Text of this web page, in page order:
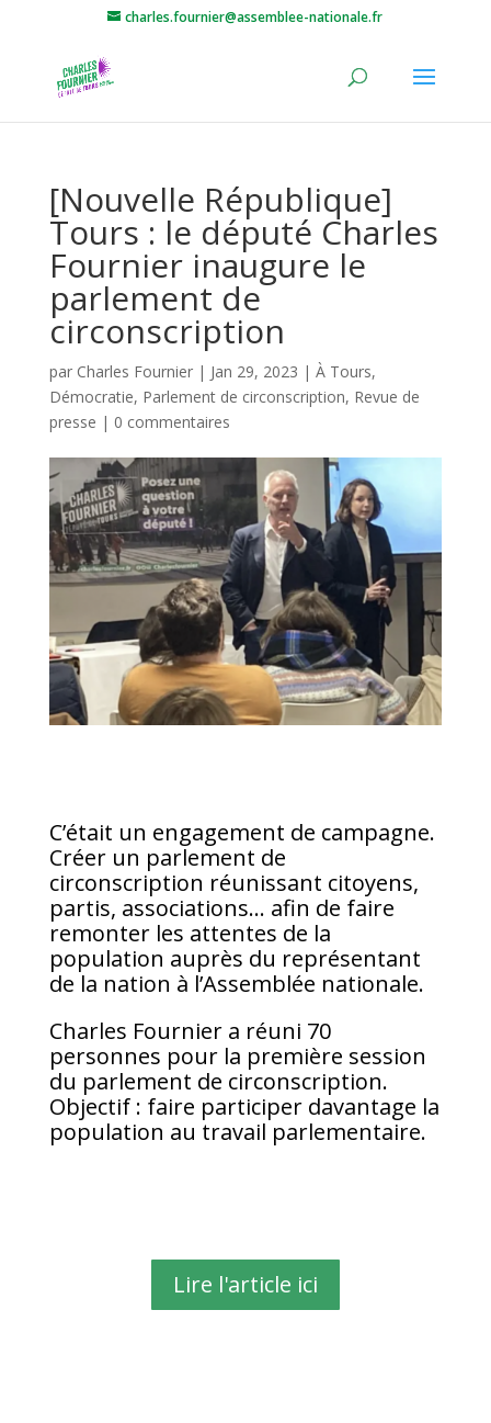
charles.fournier@assemblee-nationale.fr
[Nouvelle République]
Tours : le député Charles
Fournier inaugure le
parlement de
circonscription
par Charles Fournier| Jan 29, 2023 | À Tours,
Démocratie, Parlement de circonscription, Revue de
presse | 0 commentaires
C’était un engagement de campagne.
Créer un parlement de
circonscription réunissant citoyens,
partis, associations… afin de faire
remonter les attentes de la
population auprès du représentant
de la nation à l’Assemblée nationale.
Charles Fournier a réuni 70
personnes pour la première session
du parlement de circonscription.
Objectif : faire participer davantage la
population au travail parlementaire.
Lire l'article ici